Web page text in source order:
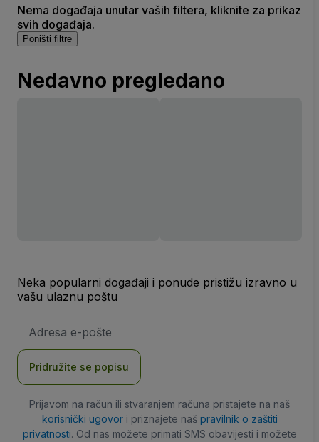
Nema događaja unutar vaših filtera, kliknite za prikaz
svih događaja.
Poništi filtre
Nedavno pregledano
Neka popularni događaji i ponude pristižu izravno u
vašu ulaznu poštu
mail
Pridružite se popisu
Prijavom na račun ili stvaranjem računa pristajete na naš
korisnički ugovori priznajete naš pravilnik o zaštiti
privatnosti. Od nas možete primati SMS obavijesti i možete